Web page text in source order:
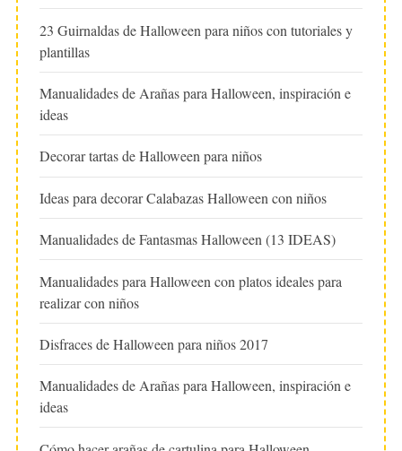
23 Guirnaldas de Halloween para niños con tutoriales y
plantillas
Manualidades de Arañas para Halloween, inspiración e
ideas
Decorar tartas de Halloween para niños
Ideas para decorar Calabazas Halloween con niños
Manualidades de Fantasmas Halloween (13 IDEAS)
Manualidades para Halloween con platos ideales para
realizar con niños
Disfraces de Halloween para niños 2017
Manualidades de Arañas para Halloween, inspiración e
ideas